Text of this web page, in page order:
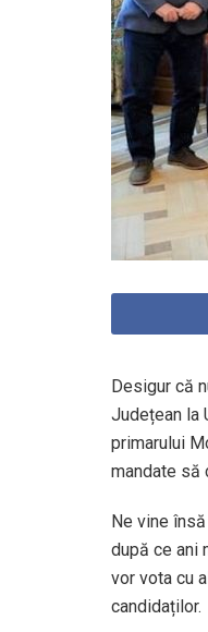
Desigur că
Județean la
primarului
mandate să
Ne vine
după ce ani
vor vota cu
candidaților.